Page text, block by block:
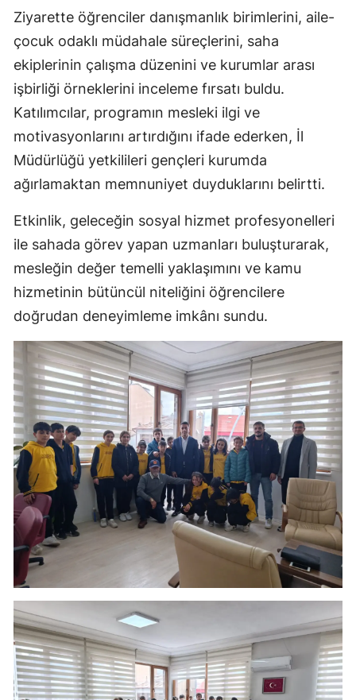
Malatya
Manisa
Kahramanmaraş
Mardin
Muğla
Muş
Nevşehir
Niğde
Ordu
Rize
Sakarya
Samsun
Siirt
Sinop
Sivas
Tekirdağ
Tokat
Şanlıurfa
Uşak
Ziyarette öğrenciler danışmanlık birimlerini, aile-
çocuk odaklı müdahale süreçlerini, saha
ekiplerinin çalışma düzenini ve kurumlar arası
işbirliği örneklerini inceleme fırsatı buldu.
Katılımcılar, programın mesleki ilgi ve
motivasyonlarını artırdığını ifade ederken, İl
Müdürlüğü yetkilileri gençleri kurumda
ağırlamaktan memnuniyet duyduklarını belirtti.
Etkinlik, geleceğin sosyal hizmet profesyonelleri
ile sahada görev yapan uzmanları buluşturarak,
mesleğin değer temelli yaklaşımını ve kamu
hizmetinin bütüncül niteliğini öğrencilere
doğrudan deneyimleme imkânı sundu.